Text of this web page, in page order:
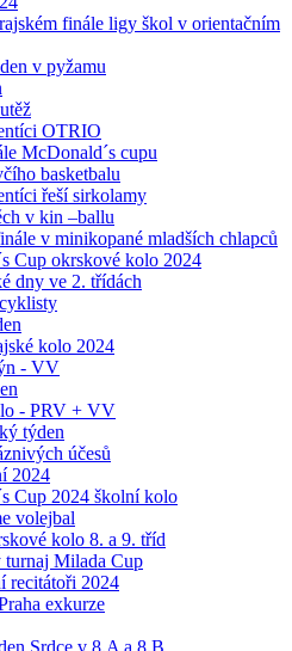
finále ligy škol v orientačním
v pyžamu
OTRIO
McDonald´s cupu
basketbalu
řeší sirkolamy
v kin –ballu
v minikopané mladších chlapců
Cup okrskové kolo 2024
dny ve 2. třídách
kolo 2024
- VV
- PRV + VV
týden
účesů
2024
Cup 2024 školní kolo
volejbal
kolo 8. a 9. tříd
turnaj Milada Cup
recitátoři 2024
exkurze